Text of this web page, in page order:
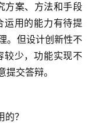
方案、方法和手段
运用的能力有待提
。但设计创新性不
较少，功能实现不
交答辩。
？